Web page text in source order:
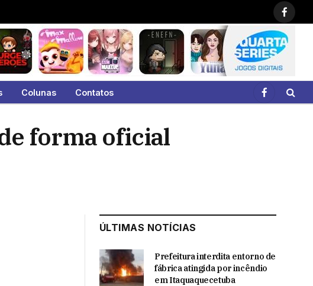
Colunas Contatos
Facebook
forma oficial
ÚLTIMAS NOTÍCIAS
Prefeitura interdita entorno de
fábrica atingida por incêndio
em Itaquaquecetuba